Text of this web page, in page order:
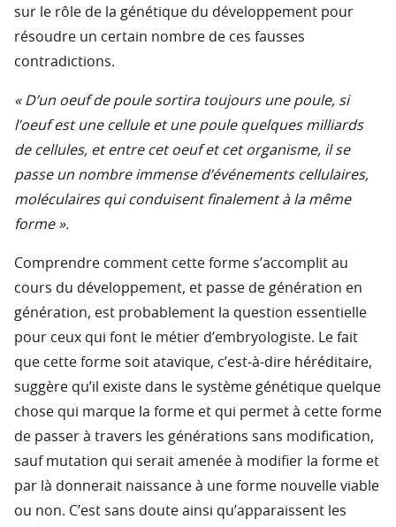
sur le rôle de la génétique du développement pour
résoudre un certain nombre de ces fausses
contradictions.
« D’un oeuf de poule sortira toujours une poule, si
l’oeuf est une cellule et une poule quelques milliards
de cellules, et entre cet oeuf et cet organisme, il se
passe un nombre immense d’événements cellulaires,
moléculaires qui conduisent finalement à la même
forme ».
Comprendre comment cette forme s’accomplit au
cours du développement, et passe de génération en
génération, est probablement la question essentielle
pour ceux qui font le métier d’embryologiste. Le fait
que cette forme soit atavique, c’est-à-dire héréditaire,
suggère qu’il existe dans le système génétique quelque
chose qui marque la forme et qui permet à cette forme
de passer à travers les générations sans modification,
sauf mutation qui serait amenée à modifier la forme et
par là donnerait naissance à une forme nouvelle viable
ou non. C’est sans doute ainsi qu’apparaissent les